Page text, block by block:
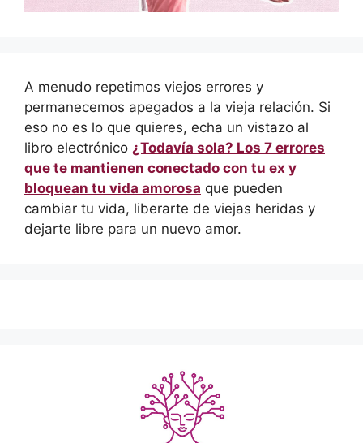
A menudo repetimos viejos errores y
permanecemos apegados a la vieja relación. Si
eso no es lo que quieres, echa un vistazo al
libro electrónico ¿Todavía sola? Los 7 errores
que te mantienen conectado con tu ex y
bloquean tu vida amorosa que pueden
cambiar tu vida, liberarte de viejas heridas y
dejarte libre para un nuevo amor.